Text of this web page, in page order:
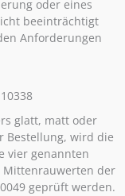
oder eines
beeinträchtigt
Anforderungen
glatt, matt oder
Bestellung, wird die
vier genannten
Mittenrauwerten der
geprüft werden.